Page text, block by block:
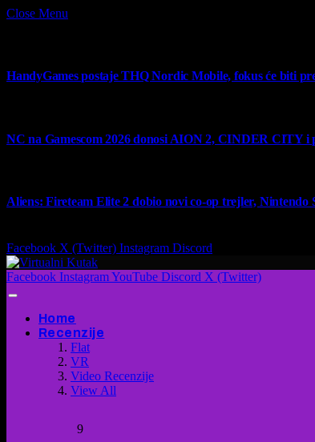
Close Menu
HandyGames postaje THQ Nordic Mobile, fokus će biti
NC na Gamescom 2026 donosi AION 2, CINDER CITY
Aliens: Fireteam Elite 2 dobio novi co-op trejler, Nintendo
Facebook X (Twitter) Instagram Discord
Facebook InstagramYouTube Discord X (Twitter)
Home
Recenzije
Flat
VR
Video Recenzije
View All
9